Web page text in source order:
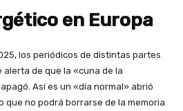
en Europa
los periódicos de distintas partes
alerta de que la «cuna de la
Así es un «día normal» abrió
que no podrá borrarse de la memoria